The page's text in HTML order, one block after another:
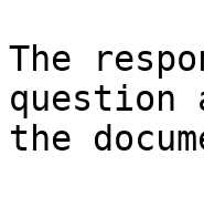
The
question
the